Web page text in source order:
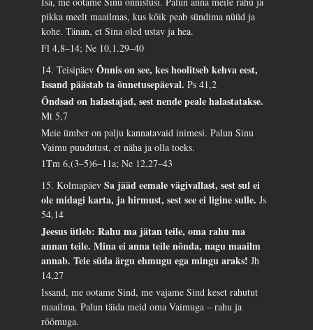
pikka meelt maailmas, kus kõik peab sündima nüüd ja
kohe. Tänan, et Sina oled ustav ja hea.
Fl 4,8–14; Ne 10,1.29–40
14. TeisipäevÕnnis on see, kes hoolitseb kehva eest,
Issand päästab ta õnnetusepäeval.Ps 41,2
Õndsad on halastajad, sest nende peale halastatakse.
Mt 5,7
Meie ümber on palju kannatavaid inimesi. Palun Sinu
Vaimu puudutust, et näha ja olla toeks.
1Tm 6,(3–5)6–11a; Ne 12,27–43
15. KolmapäevSa jääd eemale vägivallast, sest sul ei
ole midagi karta, ja hirmust, sest see ei ligine sulle.Js
54,14
Jeesus ütleb: Rahu ma jätan teile, oma rahu ma
annan teile. Mina ei anna teile nõnda, nagu maailm
annab. Teie süda ärgu ehmugu ega mingu araks!Jh
14,27
Issand, me ootame Sind, me vajame Sind keset rahutut
maailma. Palun täida meid oma Vaimuga – rahu ja
rõõmuga.